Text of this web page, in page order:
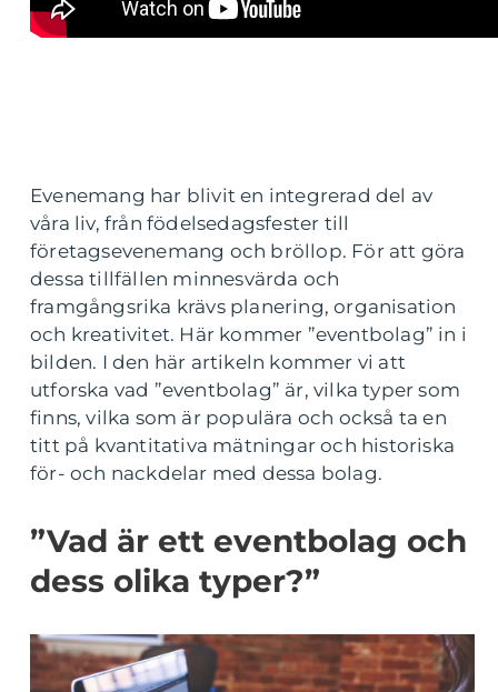
Evenemang har blivit en integrerad del av
våra liv, från födelsedagsfester till
företagsevenemang och bröllop. För att göra
dessa tillfällen minnesvärda och
framgångsrika krävs planering, organisation
och kreativitet. Här kommer ”eventbolag” in i
bilden. I den här artikeln kommer vi att
utforska vad ”eventbolag” är, vilka typer som
finns, vilka som är populära och också ta en
titt på kvantitativa mätningar och historiska
för- och nackdelar med dessa bolag.
”Vad är ett eventbolag och
dess olika typer?”